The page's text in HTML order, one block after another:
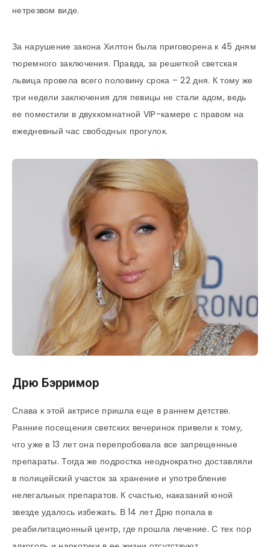
нетрезвом виде.
За нарушение закона Хилтон была приговорена к 45 дням
тюремного заключения. Правда, за решеткой светская
львица провела всего половину срока – 22 дня. К тому же
три недели заключения для певицы не стали адом, ведь
ее поместили в двухкомнатной VIP-камере с правом на
ежедневный час свободных прогулок.
Дрю Бэрримор
Слава к этой актрисе пришла еще в раннем детстве.
Ранние посещения светских вечеринок привели к тому,
что уже в 13 лет она перепробовала все запрещенные
препараты. Тогда же подростка неоднократно доставляли
в полицейский участок за хранение и употребление
нелегальных препаратов. К счастью, наказаний юной
звезде удалось избежать. В 14 лет Дрю попала в
реабилитационный центр, где прошла лечение. С тех пор